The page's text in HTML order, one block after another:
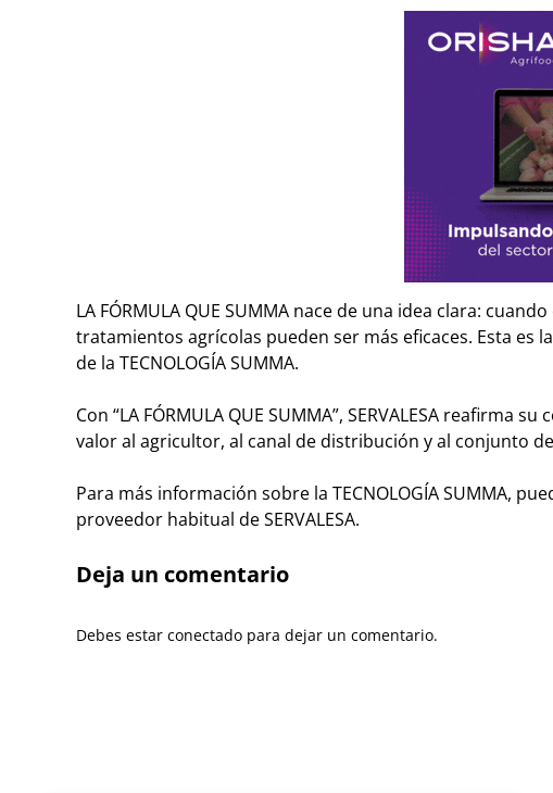
LA FÓRMULA QUE SUMMA nace de una idea clara:
tratamientos agrícolas pueden ser más eficaces. Esta es
de la TECNOLOGÍA SUMMA.
Con “LA FÓRMULA QUE SUMMA”, SERVALESA
valor al agricultor, al canal de distribución y al conjunto
Para más información sobre la TECNOLOGÍA SUMMA,
proveedor habitual de SERVALESA.
Deja un comentario
Debes estar conectado para dejar un comentario.